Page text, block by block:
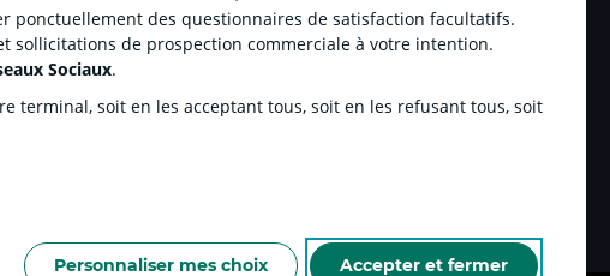
ponctuellement des questionnaires de satisfaction facultatifs.
sollicitations de prospection commerciale à votre intention.
Sociaux.
terminal, soit en les acceptant tous, soit en les refusant tous, soit
Personnaliser mes choix Accepter et fermer
Réseau professionnel Youzful
Partenariats sportifs
Accessibilité numérique du site